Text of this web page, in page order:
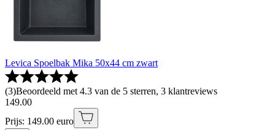
Levica Spoelbak Mika 50x44 cm zwart
(3)Beoordeeld met 4.3 van de 5 sterren, 3 klantreviews
149.00
Prijs: 149.00 euro